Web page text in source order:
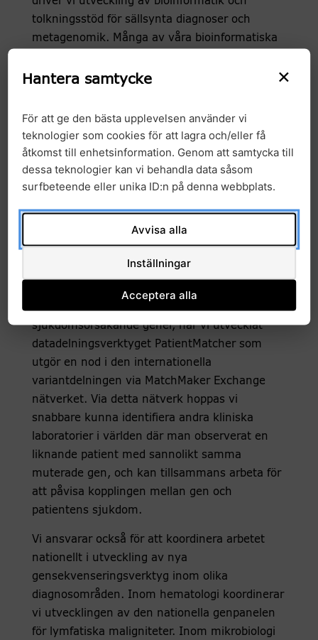
tolkningsstöd för sällsynta diagnoser och
metagenomik. Många av våra bioinformatiska
programmeringsramverket Nextflow och
har vi jobbat intensivt med utveckling av
verktyg för identifiering av strukturell variation
och använder dessa verktyg i våra pågående
pilotprojekt med helgenomsekvensering.
En flaskhals vi ser idag är att endast knappt
hälften av patienterna inom sällsynta
tror åtminstone delvis beror på att vi inte ännu
sjukdomsorsakande gener, har vi utvecklat
datadelningsverktyget PatientMatcher som
utgör en nod i den internationella
variantdelningen via MatchMaker Exchange
nätverket. Via detta nätverk hoppas vi
snabbare kunna identifiera andra kliniska
laboratorier i världen där man observerat en
liknande patient med sannolikt samma
muterade gen, och kan tillsammans arbeta för
att påvisa kopplingen mellan gen och
patientens sjukdom.
Vi ansvarar också för att koordinera arbetet
nationellt i utveckling av nya
gensekvenseringsverktyg inom olika
diagnosområden. Inom hematologi koordinerar
vi utvecklingen av den nationella genpanelen
för lymfatiska maligniteter. Inom mikrobiologi
×
Hantera samtycke
För att ge den bästa upplevelsen använder vi
teknologier som cookies för att lagra och/eller få
åtkomst till enhetsinformation. Genom att samtycka till
dessa teknologier kan vi behandla data såsom
surfbeteende eller unika ID:n på denna webbplats.
Avvisa alla
Inställningar
Acceptera alla